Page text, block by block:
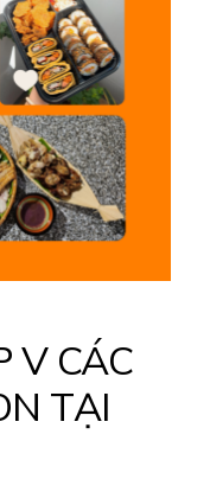
V CÁC
TẠI